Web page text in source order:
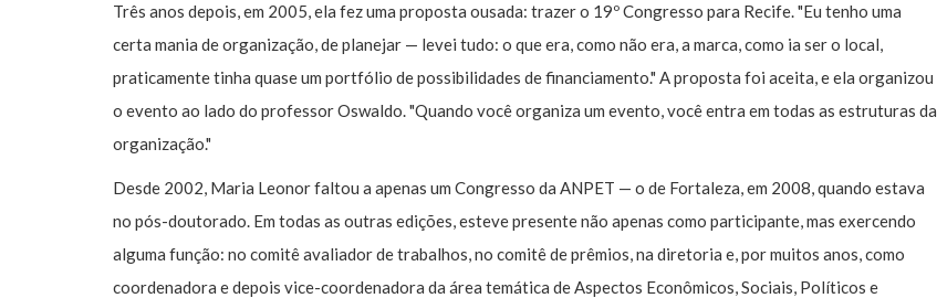
Três anos depois, em 2005, ela fez uma proposta ousada: trazer o 19º Congresso para Recife. "Eu tenho uma
certa mania de organização, de planejar — levei tudo: o que era, como não era, a marca, como ia ser o local,
praticamente tinha quase um portfólio de possibilidades de financiamento." A proposta foi aceita, e ela organizou
o evento ao lado do professor Oswaldo. "Quando você organiza um evento, você entra em todas as estruturas da
organização."
Desde 2002, Maria Leonor faltou a apenas um Congresso da ANPET — o de Fortaleza, em 2008, quando estava
no pós-doutorado. Em todas as outras edições, esteve presente não apenas como participante, mas exercendo
alguma função: no comitê avaliador de trabalhos, no comitê de prêmios, na diretoria e, por muitos anos, como
coordenadora e depois vice-coordenadora da área temática de Aspectos Econômicos, Sociais, Políticos e